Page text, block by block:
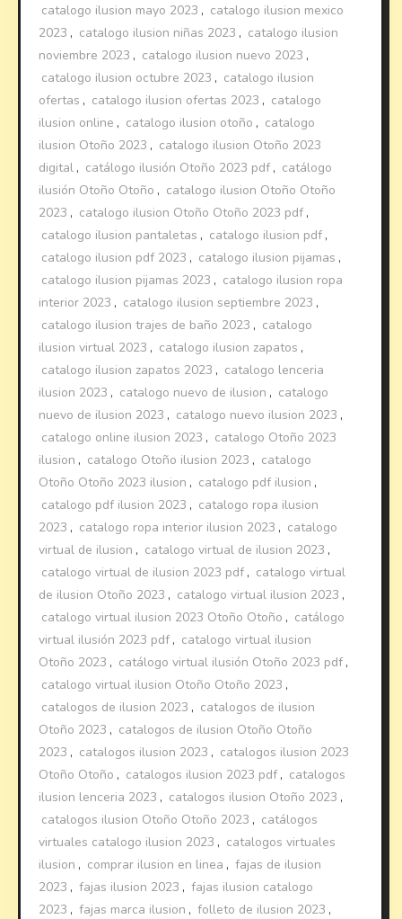
catalogo ilusion mayo 2023 , catalogo ilusion mexico
2023 , catalogo ilusion niñas 2023 , catalogo ilusion
noviembre 2023 , catalogo ilusion nuevo 2023 ,
catalogo ilusion octubre 2023 , catalogo ilusion
ofertas , catalogo ilusion ofertas 2023 , catalogo
ilusion online , catalogo ilusion otoño , catalogo
ilusion Otoño 2023 , catalogo ilusion Otoño 2023
digital , catálogo ilusión Otoño 2023 pdf , catálogo
ilusión Otoño Otoño , catalogo ilusion Otoño Otoño
2023 , catalogo ilusion Otoño Otoño 2023 pdf ,
catalogo ilusion pantaletas , catalogo ilusion pdf ,
catalogo ilusion pdf 2023 , catalogo ilusion pijamas ,
catalogo ilusion pijamas 2023 , catalogo ilusion ropa
interior 2023 , catalogo ilusion septiembre 2023 ,
catalogo ilusion trajes de baño 2023 , catalogo
ilusion virtual 2023 , catalogo ilusion zapatos ,
catalogo ilusion zapatos 2023 , catalogo lenceria
ilusion 2023 , catalogo nuevo de ilusion , catalogo
nuevo de ilusion 2023 , catalogo nuevo ilusion 2023 ,
catalogo online ilusion 2023 , catalogo Otoño 2023
ilusion , catalogo Otoño ilusion 2023 , catalogo
Otoño Otoño 2023 ilusion , catalogo pdf ilusion ,
catalogo pdf ilusion 2023 , catalogo ropa ilusion
2023 , catalogo ropa interior ilusion 2023 , catalogo
virtual de ilusion , catalogo virtual de ilusion 2023 ,
catalogo virtual de ilusion 2023 pdf , catalogo virtual
de ilusion Otoño 2023 , catalogo virtual ilusion 2023 ,
catalogo virtual ilusion 2023 Otoño Otoño , catálogo
virtual ilusión 2023 pdf , catalogo virtual ilusion
Otoño 2023 , catálogo virtual ilusión Otoño 2023 pdf ,
catalogo virtual ilusion Otoño Otoño 2023 ,
catalogos de ilusion 2023 , catalogos de ilusion
Otoño 2023 , catalogos de ilusion Otoño Otoño
2023 , catalogos ilusion 2023 , catalogos ilusion 2023
Otoño Otoño , catalogos ilusion 2023 pdf , catalogos
ilusion lenceria 2023 , catalogos ilusion Otoño 2023 ,
catalogos ilusion Otoño Otoño 2023 , catálogos
virtuales catalogo ilusion 2023 , catalogos virtuales
ilusion , comprar ilusion en linea , fajas de ilusion
2023 , fajas ilusion 2023 , fajas ilusion catalogo
2023 , fajas marca ilusion , folleto de ilusion 2023 ,